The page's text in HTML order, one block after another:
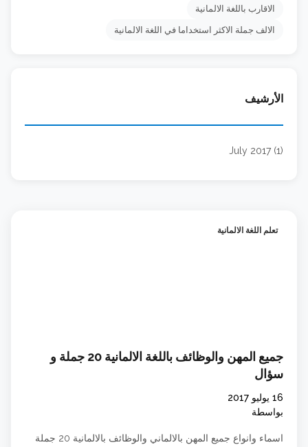
تعلم اللغة الالمانية
جميع المهن والوظائف باللغة الالمانية 20 جملة و
سؤال
16 يوليو 2017
بواسطة
اسماء وانواع جميع المهن بالالماني والوظائف بالالمانية 20 جملة
الاقارب باللغة الالمانية
الالف جملة الاكثر استخداما في اللغة الالمانية
الأرشيف
July 2017 (1)